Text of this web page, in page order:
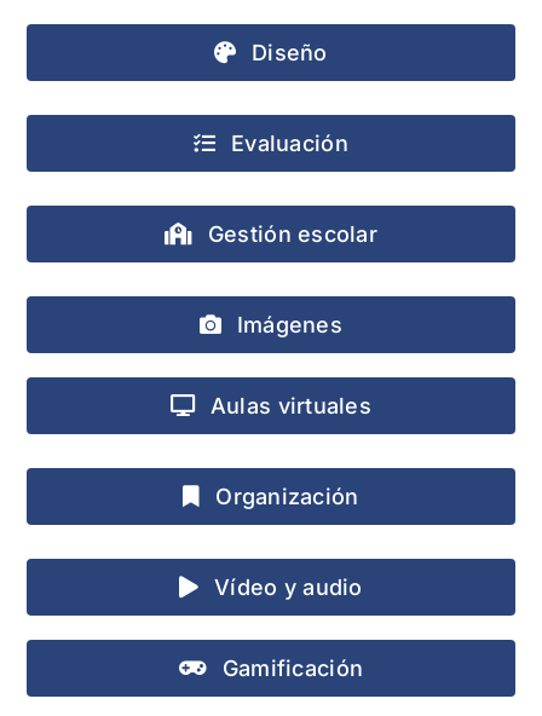
Diseño
Evaluación
Gestión escolar
Imágenes
Aulas virtuales
Organización
Vídeo y audio
Gamificación